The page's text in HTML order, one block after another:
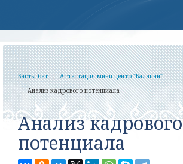
Басты бет
Аттестация мини-центр "Балапан"
Анализ кадрового потенциала
Анализ кадрового
потенциала